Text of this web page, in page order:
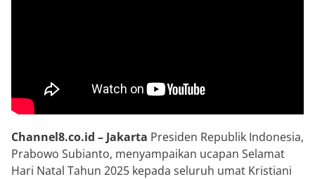
Channel8.co.id – Jakarta Presiden Republik Indonesia,
Prabowo Subianto, menyampaikan ucapan Selamat
Hari Natal Tahun 2025 kepada seluruh umat Kristiani